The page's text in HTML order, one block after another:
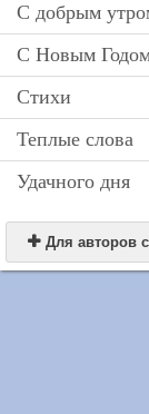
С добрым
С Новым
Стихи
Теплые слова
Удачного дня
 Для авторов